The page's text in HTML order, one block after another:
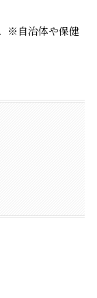
※自治体や保健